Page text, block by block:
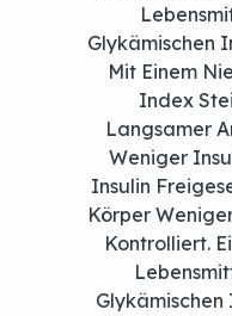
Glykämischen
Mit Einem
Index
Langsamer
Weniger
Insulin
Körper
Kontrolliert.
Glykämischen